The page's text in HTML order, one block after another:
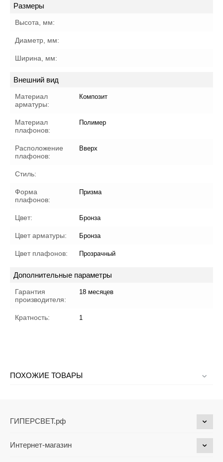
Размеры
Высота, мм:
Диаметр, мм:
Ширина, мм:
Внешний вид
Материал
арматуры:
Композит
Материал
плафонов:
Полимер
Расположение
плафонов:
Вверх
Стиль:
Форма
плафонов:
Призма
Цвет: Бронза
Цвет арматуры: Бронза
Цвет плафонов: Прозрачный
Дополнительные параметры
Гарантия
производителя:
18 месяцев
Кратность: 1
ПОХОЖИЕ ТОВАРЫ
ГИПЕРСВЕТ.рф
Интернет-магазин